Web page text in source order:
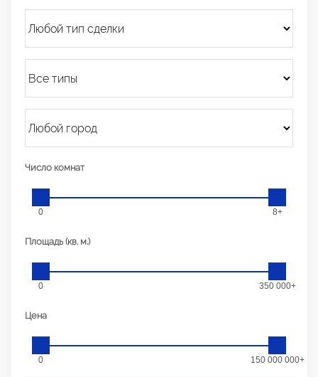
Число комнат
0 8+
Площадь (кв. м.)
0 350 000+
Цена
0 150 000 000+